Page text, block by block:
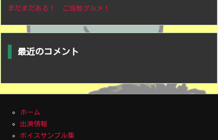
まだまだある！ ご当地グルメ！
最近のコメント
ホーム
出演情報
ボイスサンプル集